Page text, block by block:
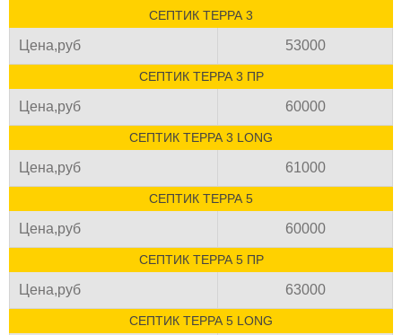
СЕПТИК ТЕРРА 3
Цена,руб 53000
СЕПТИК ТЕРРА 3 ПР
Цена,руб 60000
СЕПТИК ТЕРРА 3 LONG
Цена,руб 61000
СЕПТИК ТЕРРА 5
Цена,руб 60000
СЕПТИК ТЕРРА 5 ПР
Цена,руб 63000
СЕПТИК ТЕРРА 5 LONG